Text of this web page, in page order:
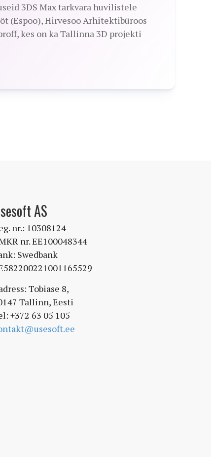
3DS Max tarkvara huvilistele
(Espoo), Hirvesoo Arhitektibüroos
kes on ka Tallinna 3D projekti
AS
nr.: 10308124
nr. EE100048344
Swedbank
Tobiase 8,
Tallinn, Eesti
+372 63 05 105